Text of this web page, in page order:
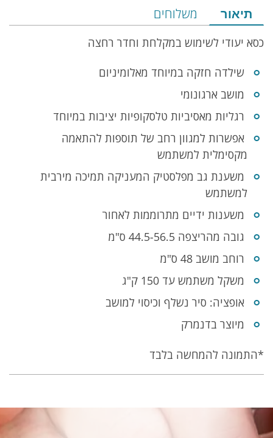
מידע
על
המוצר
הכולל
תיאור,
מפרט
ומשלוחים
תיאור משלוחים
כסא יעודי לשימוש במקלחת וחדר רחצה
שילדה חזקה במיוחד מאלומיניום
מושב ארגונומי
רגליות מאסיביות טלסקופיות יציבות במיוחד
אפשרות למגוון רחב של תוספות להתאמה
מקסימלית למשתמש
משענת גב מפלסטיק המעניקה תמיכה מירבית
למשתמש
משענות ידיים מתרוממות לאחור
גובה מהריצפה 44.5-56.5 ס"מ
רוחב מושב 48 ס"מ
משקל משתמש עד 150 ק"ג
אופציה: סיר נשלף וכיסוי למושב
מיוצר בדנמרק
*התמונה להמחשה בלבד